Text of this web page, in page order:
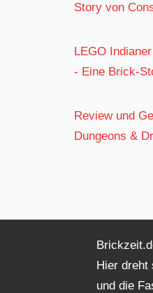
Story von
LEGO
- Eine Brick-
Review und
Dungeons &
Hier dreht
und die